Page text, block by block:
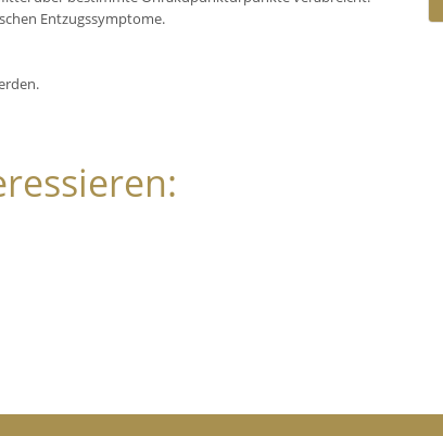
Entzugssymptome.